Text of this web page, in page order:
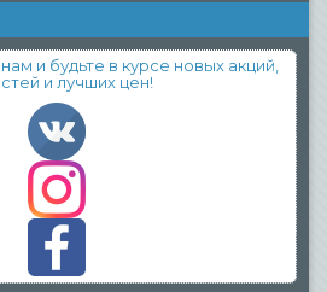
и будьте в курсе новых акций,
и лучших цен!